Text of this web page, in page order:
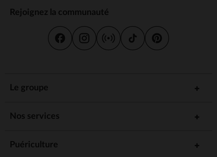
Rejoignez la communauté
Le groupe
Nos services
Puériculture